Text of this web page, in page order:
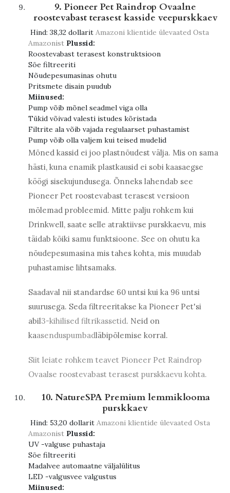
9. Pioneer Pet Raindrop Ovaalne
roostevabast terasest kasside veepurskkaev
Hind: 38,32 dollarit Amazoni klientide ülevaated Osta
Amazonist Plussid:
Roostevabast terasest konstruktsioon
Söe filtreeriti
Nõudepesumasinas ohutu
Pritsmete disain puudub
Miinused:
Pump võib mõnel seadmel viga olla
Tükid võivad valesti istudes kõristada
Filtrite ala võib vajada regulaarset puhastamist
Pump võib olla valjem kui teised mudelid
Mõned kassid ei joo plastnõudest välja. Mis on sama
hästi, kuna enamik plastkausid ei sobi kaasaegse
köögi sisekujundusega. Õnneks lahendab see
Pioneer Pet roostevabast terasest versioon
mõlemad probleemid. Mitte palju rohkem kui
Drinkwell, saate selle atraktiivse purskkaevu, mis
täidab kõiki samu funktsioone. See on ohutu ka
nõudepesumasina mis tahes kohta, mis muudab
puhastamise lihtsamaks.
Saadaval nii standardse 60 untsi kui ka 96 untsi
suurusega. Seda filtreeritakse ka Pioneer Pet'si
abil3-kihilised filtrikassetid. Neid on
kaasenduspumbadläbipõlemise korral.
Siit leiate rohkem teavet Pioneer Pet Raindrop
Ovaalse roostevabast terasest purskkaevu kohta.
10. NatureSPA Premium lemmiklooma
purskkaev
Hind: 53,20 dollarit Amazoni klientide ülevaated Osta
Amazonist Plussid:
UV -valguse puhastaja
Söe filtreeriti
Madalvee automaatne väljalülitus
LED -valgusvee valgustus
Miinused: